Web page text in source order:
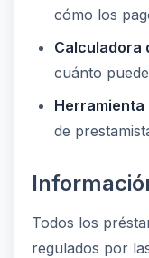
cómo los
Calculadora
cuánto
Herramienta
de
Todos los
regulados por